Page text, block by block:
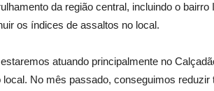
da região central, incluindo o
os índices de assaltos no local.
atuando principalmente no
No mês passado, conseguimos